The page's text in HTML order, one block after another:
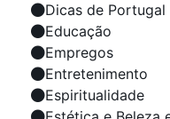
Dicas de Portugal
Educação
Empregos
Entretenimento
Espiritualidade